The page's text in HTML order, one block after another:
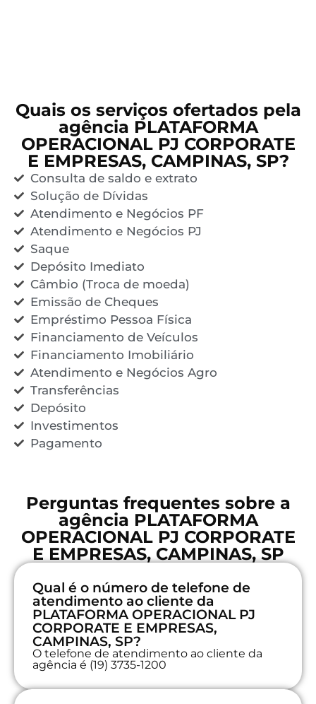
Quais os serviços ofertados pela
agência PLATAFORMA
OPERACIONAL PJ CORPORATE
E EMPRESAS, CAMPINAS, SP?
Consulta de saldo e extrato
Solução de Dívidas
Atendimento e Negócios PF
Atendimento e Negócios PJ
Saque
Depósito Imediato
Câmbio (Troca de moeda)
Emissão de Cheques
Empréstimo Pessoa Física
Financiamento de Veículos
Financiamento Imobiliário
Atendimento e Negócios Agro
Transferências
Depósito
Investimentos
Pagamento
Perguntas frequentes sobre a
agência PLATAFORMA
OPERACIONAL PJ CORPORATE
E EMPRESAS, CAMPINAS, SP
Qual é o número de telefone de
atendimento ao cliente da
PLATAFORMA OPERACIONAL PJ
CORPORATE E EMPRESAS,
CAMPINAS, SP?
O telefone de atendimento ao cliente da
agência é (19) 3735-1200